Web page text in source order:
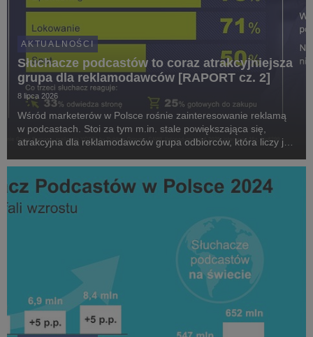
AKTUALNOŚCI
Słuchacze podcastów to coraz atrakcyjniejsza
grupa dla reklamodawców [RAPORT cz. 2]
8 lipca 2026
Wśród marketerów w Polsce rośnie zainteresowanie reklamą
w podcastach. Stoi za tym m.in. stale powiększająca się,
atrakcyjna dla reklamodawców grupa odbiorców, która liczy już
zachęcają również powszechna akceptacja r...